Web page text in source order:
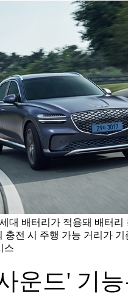
대 배터리가 적용돼 배터리
충전 시 주행 가능 거리가 기
스
운드' 기